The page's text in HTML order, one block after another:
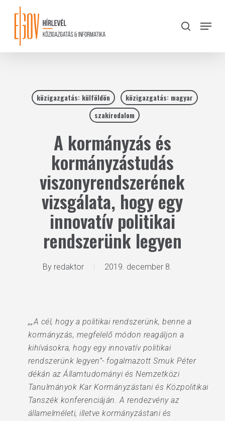
content
search
Menu
közigazgatás: külföldön
közigazgatás: magyar
szakirodalom
A kormányzás és
kormányzástudás
viszonyrendszerének
vizsgálata, hogy egy
innovatív politikai
rendszerünk legyen
By redaktor 2019. december 8.
„„A cél, hogy a politikai rendszerünk, benne a
kormányzás, megfelelő módon reagáljon a
kihívásokra, hogy egy innovatív politikai
rendszerünk legyen”- fogalmazott Smuk Péter
dékán az Államtudományi és Nemzetközi
Tanulmányok Kar Kormányzástani és Közpolitikai
Tanszék konferenciáján. A rendezvény az
államelméleti, illetve kormányzástani és
Close